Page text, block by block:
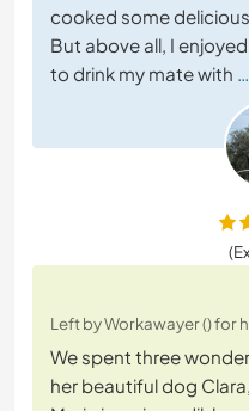
cooked some
But above all, I
to drink my mate with
Left by Workawayer () for
We spent three
her beautiful dog